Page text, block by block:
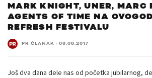
MARK KNIGHT, UNER, MARC
AGENTS OF TIME NA
REFRESH FESTIVALU
PR ČLANAK · 08.08.2017
Još dva dana dele nas od početka jubilarnog,